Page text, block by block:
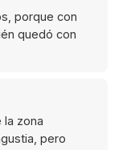
porque con
quedó con
la zona
pero